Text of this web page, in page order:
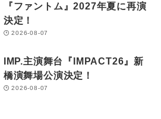
『ファントム』2027年夏に再演
決定！
2026-08-07
IMP.主演舞台『IMPACT26』新
橋演舞場公演決定！
2026-08-07